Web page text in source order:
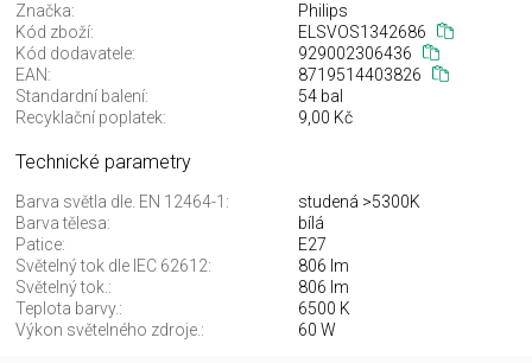
Značka:
Philips
Kód zboží:
ELSVOS1342686
Kód dodavatele:
929002306436
EAN:
8719514403826
Standardní balení:
54 bal
Recyklační poplatek:
9,00 Kč
Technické parametry
Barva světla dle. EN 12464-1:
studená >5300K
Barva tělesa:
bílá
Patice:
E27
Světelný tok dle IEC 62612:
806 lm
Světelný tok.:
806 lm
Teplota barvy.:
6500 K
Výkon světelného zdroje.:
60 W